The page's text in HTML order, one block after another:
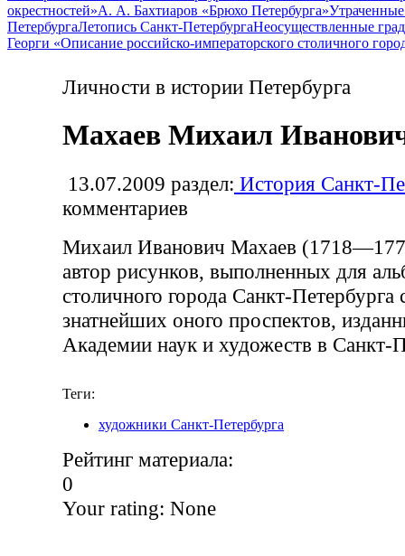
окрестностей»А. А. Бахтиаров «Брюхо Петербурга»
ПетербургаЛетопись Санкт-ПетербургаНеосуществленные
Георги «Описание российско-императорского столичного
Личности в истории Петербурга
Махаев Михаил
13.07.2009 раздел: История Санкт-
комментариев
Михаил Иванович Махаев
автор рисунков, выполненных для
столичного города Санкт-
знатнейших оного проспектов,
Академии наук и художеств в Санкт-
Теги:
художники Санкт-Петербурга
Рейтинг материала:
0
Your rating: None